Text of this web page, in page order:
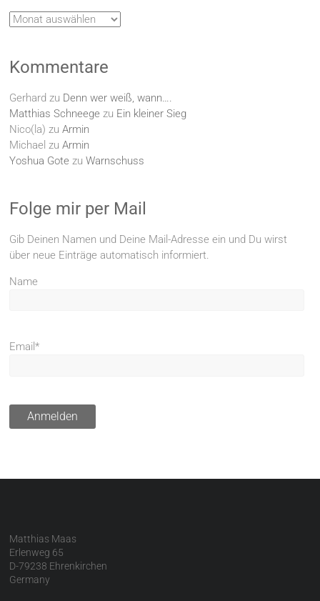
Archiv
Kommentare
Gerhard zu Denn wer weiß, wann….
Matthias Schneege zu Ein kleiner Sieg
Nico(la) zuArmin
Michael zuArmin
Yoshua Gote zuWarnschuss
Folge mir per Mail
Gib Deinen Namen und Deine Mail-Adresse ein und Du wirst
über neue Einträge automatisch informiert.
Name
Email*
Matthias Maas
Erlenweg 65
D-79238 Ehrenkirchen
Germany